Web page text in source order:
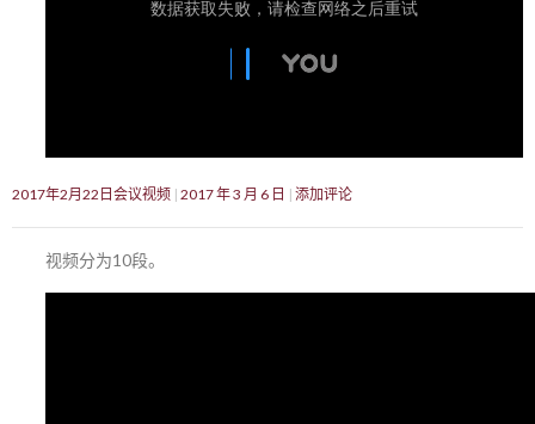
2017年2月22日会议视频 2017 年 3 月 6 日 添加评论
视频分为10段。